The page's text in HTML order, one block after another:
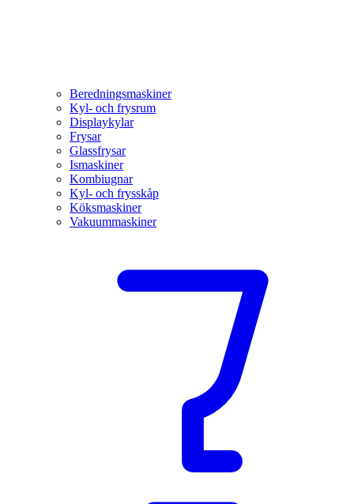
Beredningsmaskiner
Kyl- och frysrum
Displaykylar
Frysar
Glassfrysar
Ismaskiner
Kombiugnar
Kyl- och frysskåp
Köksmaskiner
Vakuummaskiner